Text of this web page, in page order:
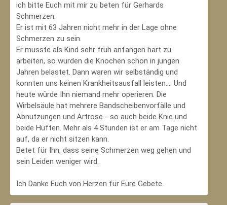
ich bitte Euch mit mir zu beten für Gerhards
Schmerzen.
Er ist mit 63 Jahren nicht mehr in der Lage ohne
Schmerzen zu sein.
Er musste als Kind sehr früh anfangen hart zu
arbeiten, so wurden die Knochen schon in jungen
Jahren belastet. Dann waren wir selbständig und
konnten uns keinen Krankheitsausfall leisten.... Und
heute würde Ihn niemand mehr operieren. Die
Wirbelsäule hat mehrere Bandscheibenvorfälle und
Abnutzungen und Artrose - so auch beide Knie und
beide Hüften. Mehr als 4 Stunden ist er am Tage nicht
auf, da er nicht sitzen kann.
Betet für Ihn, dass seine Schmerzen weg gehen und
sein Leiden weniger wird.
Ich Danke Euch von Herzen für Eure Gebete.